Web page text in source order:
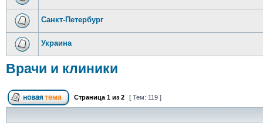
Санкт-Петербург
Украина
Врачи и клиники
Страница 1из 2 [ Тем: 119 ]